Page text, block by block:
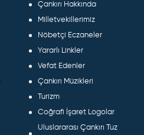
Çankırı Hakkında
Milletvekillerimiz
Nöbetçi Eczaneler
Yararlı Linkler
Vefat Edenler
Çankırı Müzikleri
Turizm
Coğrafi İşaret Logolar
Uluslararası Çankırı Tuz